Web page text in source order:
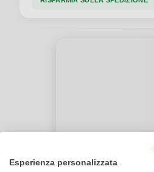
Esperienza personalizzata